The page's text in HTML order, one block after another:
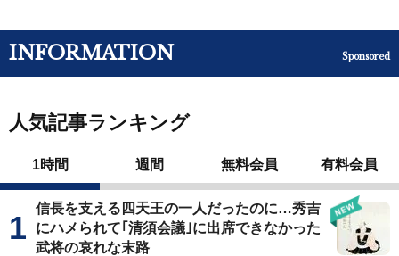
INFORMATION Sponsored
人気記事ランキング
1時間 週間 無料会員 有料会員
信長を支える四天王の一人だったのに…秀吉
にハメられて｢清須会議｣に出席できなかった
武将の哀れな末路